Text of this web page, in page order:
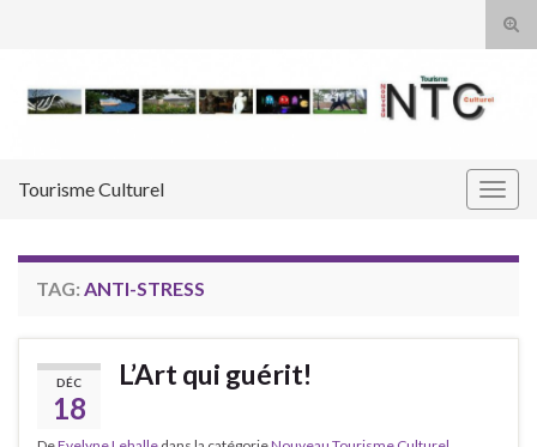
Tourisme Culturel
TAG: ANTI-STRESS
DÉC
18
L’Art qui guérit!